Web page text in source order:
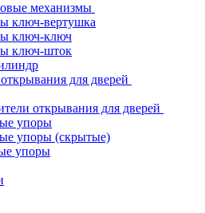
механизмы
ключ-вертушка
ключ-ключ
ключ-шток
для дверей
открывания для дверей
упоры
упоры (скрытые)
упоры